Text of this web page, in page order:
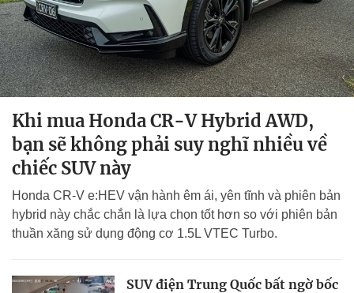
Khi mua Honda CR-V Hybrid AWD,
bạn sẽ không phải suy nghĩ nhiều về
chiếc SUV này
Honda CR-V e:HEV vận hành êm ái, yên tĩnh và phiên bản
hybrid này chắc chắn là lựa chọn tốt hơn so với phiên bản
thuần xăng sử dụng động cơ 1.5L VTEC Turbo.
SUV điện Trung Quốc bất ngờ bốc